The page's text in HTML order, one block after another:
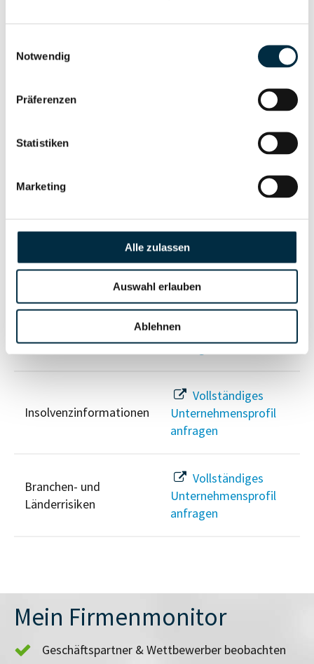
Notwendig
Präferenzen
Statistiken
Marketing
Alle zulassen
Auswahl erlauben
Ablehnen
Unternehmensnetzwerk
Unternehmensprofil
Berechtigten Pfad
Unternehmensprofil
Risikoinformationen
Sanktionslistenstatus
Vollständiges
Unternehmensprofil
anfragen
Insolvenzinformationen
Vollständiges
Unternehmensprofil
anfragen
Branchen- und
Länderrisiken
Vollständiges
Unternehmensprofil
anfragen
Mein Firmenmonitor
Geschäftspartner & Wettbewerber beobachten